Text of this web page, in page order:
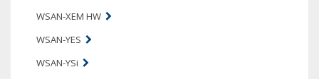
WSAN-XEM HW
WSAN-YES
WSAN-YSi